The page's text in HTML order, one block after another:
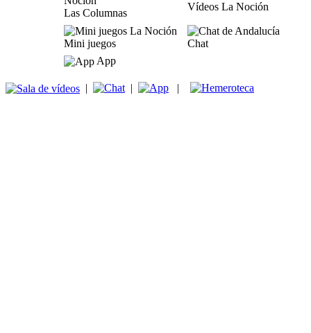
Las Columnas
Vídeos La Noción
Mini juegos
Chat
App
| | |